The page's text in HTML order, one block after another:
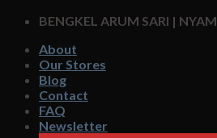
Skip
content
BENGKEL ARUM SARI |
About
Our Stores
Blog
Contact
FAQ
Newsletter